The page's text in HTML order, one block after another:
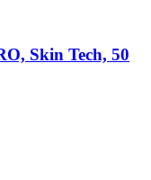
Skin Tech, 50